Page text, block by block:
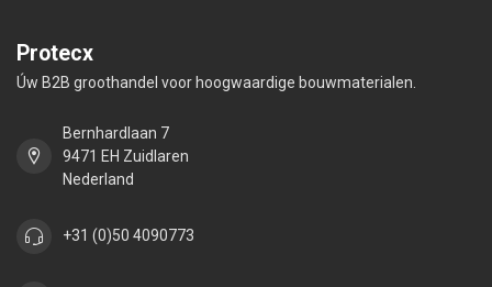
Protecx
Úw B2B groothandel voor hoogwaardige bouwmaterialen.
Bernhardlaan 7
9471 EH Zuidlaren
Nederland
+31 (0)50 4090773